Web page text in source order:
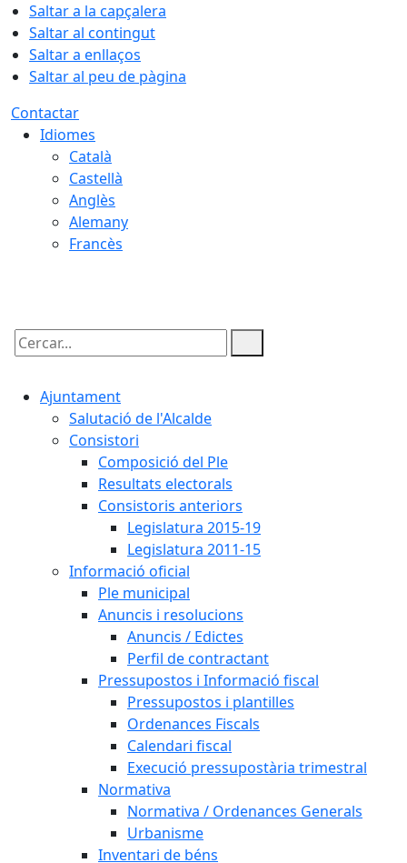
Saltar a la capçalera
Saltar al contingut
Saltar a enllaços
Saltar al peu de pàgina
Contactar
Idiomes
Català
Castellà
Anglès
Alemany
Francès
Cercar:
Ajuntament
Salutació de l'Alcalde
Consistori
Composició del Ple
Resultats electorals
Consistoris anteriors
Legislatura 2015-19
Legislatura 2011-15
Informació oficial
Ple municipal
Anuncis i resolucions
Anuncis / Edictes
Perfil de contractant
Pressupostos i Informació fiscal
Pressupostos i plantilles
Ordenances Fiscals
Calendari fiscal
Execució pressupostària trimestral
Normativa
Normativa / Ordenances Generals
Urbanisme
Inventari de béns